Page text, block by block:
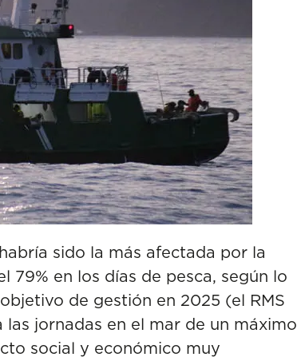
sido la más afectada por la
79% en los días de pesca, según lo
de gestión en 2025 (el RMS
jornadas en el mar de un máximo
social y económico muy